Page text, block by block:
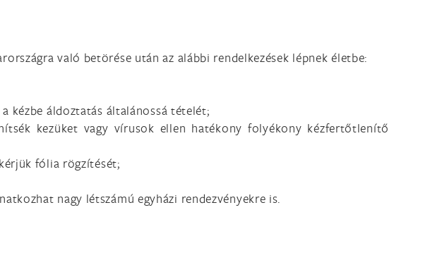
való betörése után az alábbi rendelkezések lépnek életbe:
kézbe áldoztatás általánossá tételét;
kezüket vagy vírusok ellen hatékony folyékony kézfertőtlenítő
fólia rögzítését;
nagy létszámú egyházi rendezvényekre is.